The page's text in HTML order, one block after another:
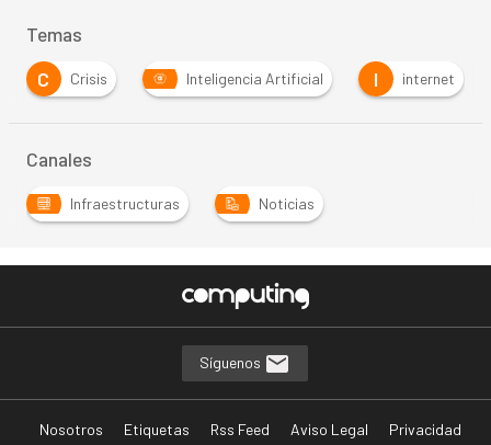
Temas
Inteligencia Artificial I internet R RPA
Canales
Infraestructuras Noticias
Síguenos
Nosotros Etiquetas Rss Feed Aviso Legal
Privacidad